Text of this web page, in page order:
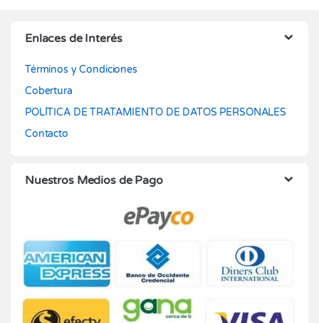
Enlaces de Interés
Términos y Condiciones
Cobertura
POLÍTICA DE TRATAMIENTO DE DATOS PERSONALES
Contacto
Nuestros Medios de Pago